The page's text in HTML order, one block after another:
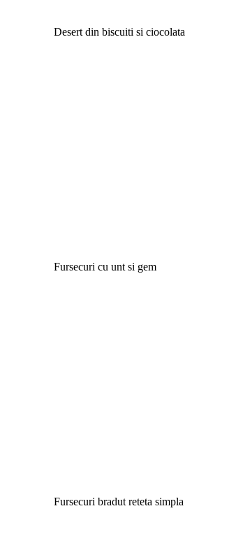
Desert din biscuiti si ciocolata
Fursecuri cu unt si gem
Fursecuri bradut reteta simpla